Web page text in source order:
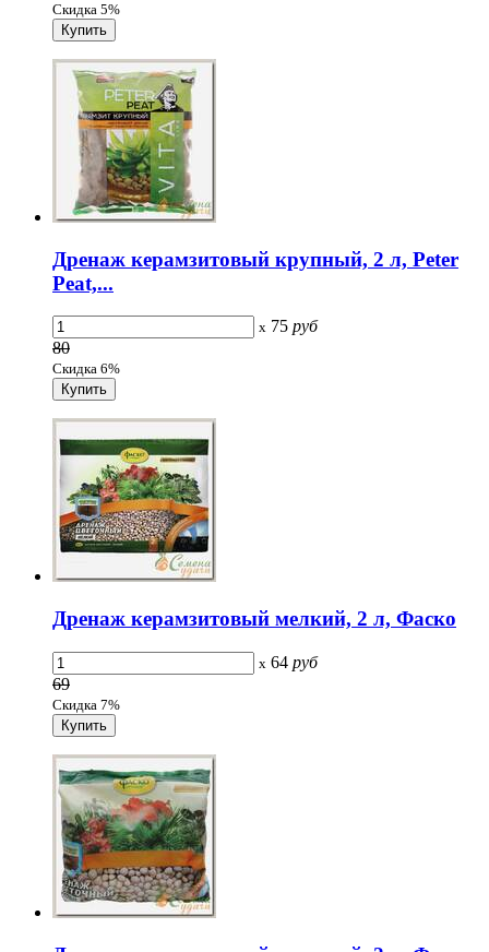
Скидка 5%
Дренаж керамзитовый крупный, 2 л, Peter
Peat,...
x 75 руб
80
Скидка 6%
Дренаж керамзитовый мелкий, 2 л, Фаско
x 64 руб
69
Скидка 7%